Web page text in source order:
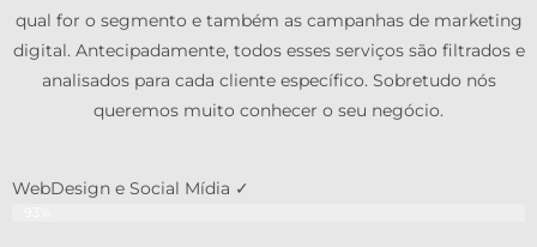
qual for o segmento e também as campanhas de marketing
digital. Antecipadamente, todos esses serviços são filtrados e
analisados para cada cliente específico. Sobretudo nós
queremos muito conhecer o seu negócio.
WebDesign e Social Mídia ✓